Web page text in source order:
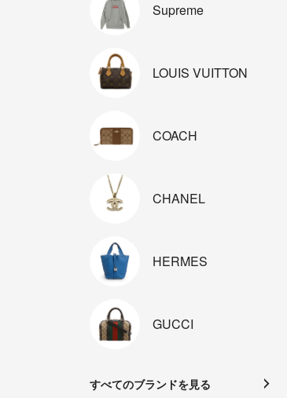
Supreme
LOUIS VUITTON
COACH
CHANEL
HERMES
GUCCI
すべてのブランドを見る